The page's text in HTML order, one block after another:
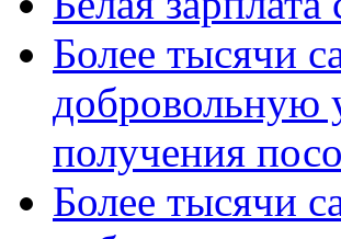
Более тысячи
добровольную
получения
Более тысячи